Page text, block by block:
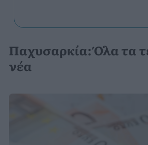
Παχυσαρκία: Όλα τα
νέα